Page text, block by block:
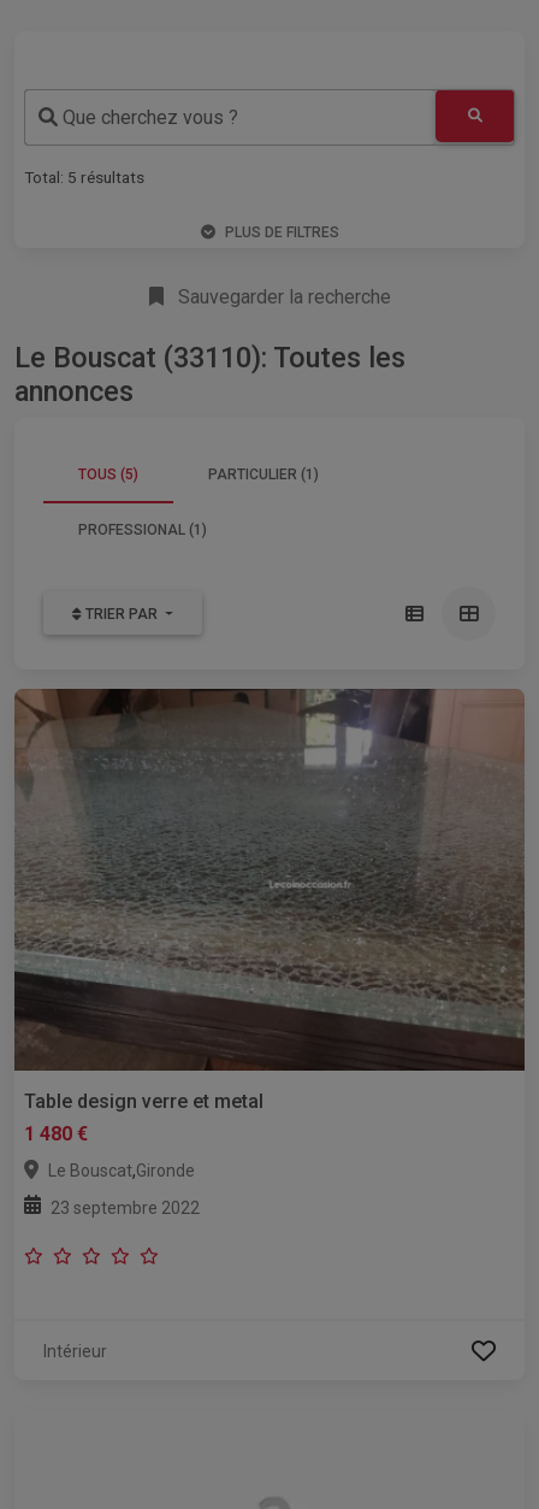
Que cherchez vous ?
Total: 5 résultats
PLUS DE FILTRES
Sauvegarder la recherche
Le Bouscat (33110): Toutes les
annonces
TOUS (5) PARTICULIER (1)
PROFESSIONAL (1)
TRIER PAR
Table design verre et metal
1 480 €
Le Bouscat,Gironde
23 septembre 2022
Intérieur